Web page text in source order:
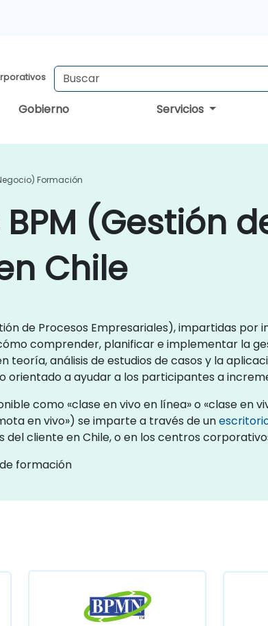
Gobierno Servicios
Formación
(Gestión
Chile
de Procesos Empresariales), impartidas
comprender, planificar e implementar la
teoría, análisis de estudios de casos y la
a ayudar a los participantes a
como «clase en vivo en línea» o «clase en
en vivo») se imparte a través de un
del cliente en Chile, o en los centros
formación